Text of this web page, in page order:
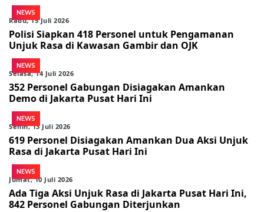
NEWS
Rabu, 15 Juli 2026
Polisi Siapkan 418 Personel untuk Pengamanan
Unjuk Rasa di Kawasan Gambir dan OJK
NEWS
Selasa, 14 Juli 2026
352 Personel Gabungan Disiagakan Amankan
Demo di Jakarta Pusat Hari Ini
NEWS
Senin, 13 Juli 2026
619 Personel Disiagakan Amankan Dua Aksi Unjuk
Rasa di Jakarta Pusat Hari Ini
NEWS
Jumat, 10 Juli 2026
Ada Tiga Aksi Unjuk Rasa di Jakarta Pusat Hari Ini,
842 Personel Gabungan Diterjunkan